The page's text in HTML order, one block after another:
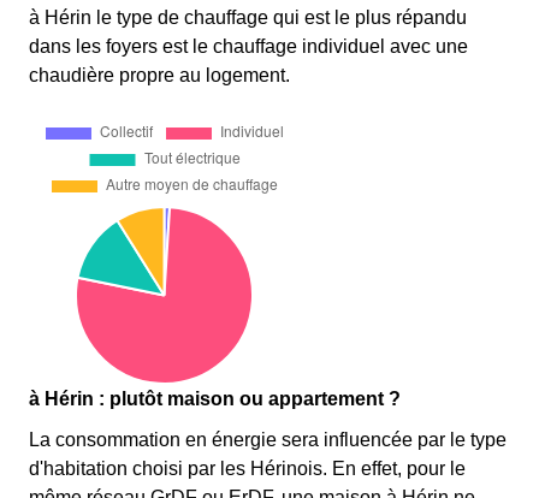
à Hérin le type de chauffage qui est le plus répandu
dans les foyers est le chauffage individuel avec une
chaudière propre au logement.
à Hérin : plutôt maison ou appartement ?
La consommation en énergie sera influencée par le type
d'habitation choisi par les Hérinois. En effet, pour le